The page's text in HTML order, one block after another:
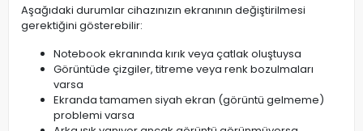
Aşağıdaki durumlar cihazınızın ekranının değiştirilmesi
gerektiğini gösterebilir:
Notebook ekranında kırık veya çatlak oluştuysa
Görüntüde çizgiler, titreme veya renk bozulmaları
varsa
Ekranda tamamen siyah ekran (görüntü gelmeme)
problemi varsa